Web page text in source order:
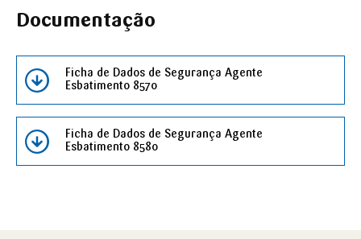
Documentação
Ficha de Dados de Segurança Agente
Esbatimento 8570
Ficha de Dados de Segurança Agente
Esbatimento 8580